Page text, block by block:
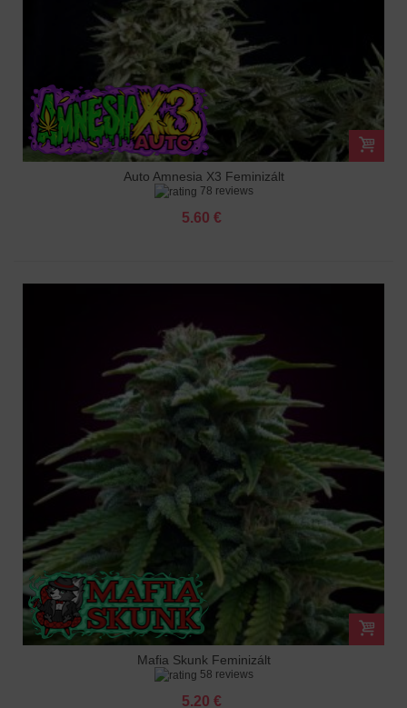
Auto Amnesia X3 Feminizált
78 reviews
5.60 €
Mafia Skunk Feminizált
58 reviews
5.20 €